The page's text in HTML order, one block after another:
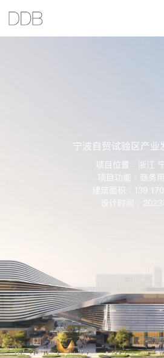
宁波自贸试验区产业
项目位置：浙江
项目功能：商务
建筑面积：139
设计时间：2023